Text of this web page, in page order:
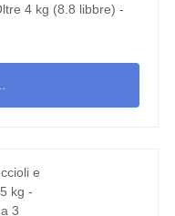
4 kg (8.8 libbre) -